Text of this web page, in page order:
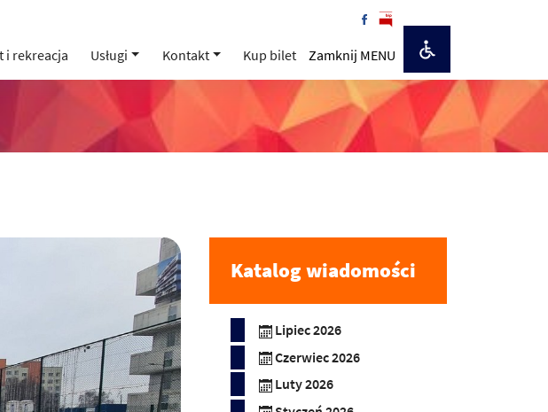
i rekreacja Usługi Kontakt Kup bilet Zamknij MENU
Katalog wiadomości
Lipiec 2026
Czerwiec 2026
Luty 2026